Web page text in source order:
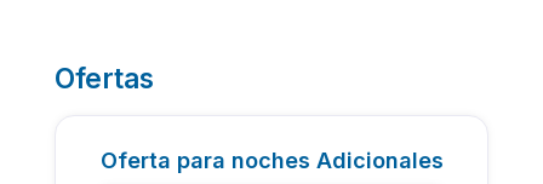
Ofertas
Oferta para noches Adicionales